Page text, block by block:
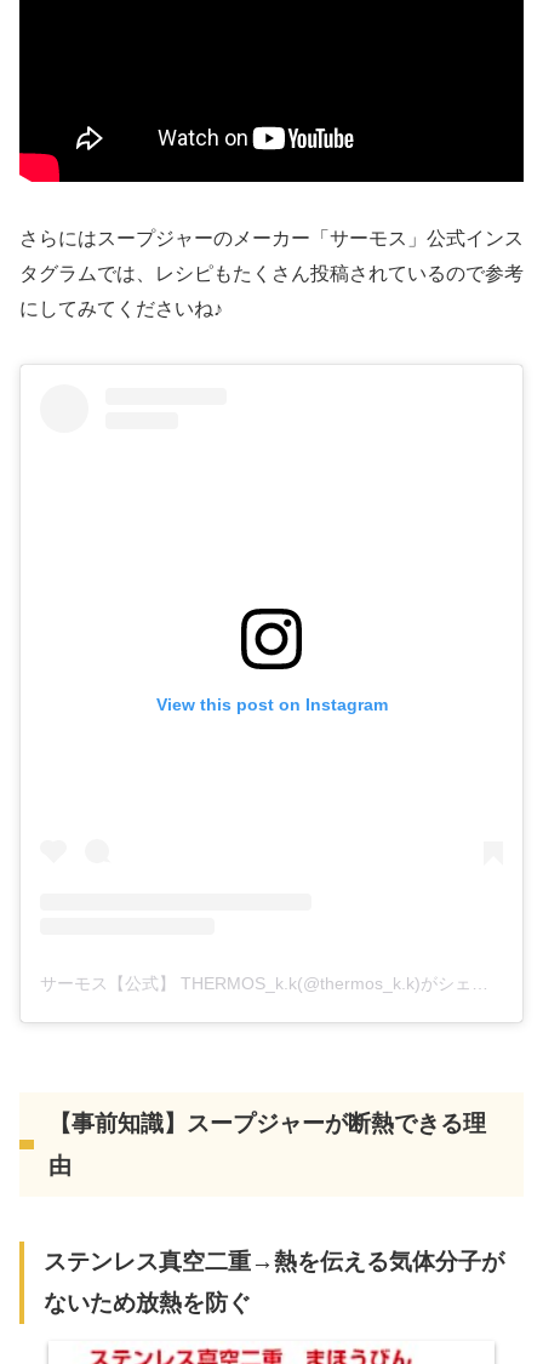
さらにはスープジャーのメーカー「サーモス」公式インス
タグラムでは、レシピもたくさん投稿されているので参考
にしてみてくださいね♪
View this post on Instagram
【事前知識】スープジャーが断熱できる理
由
ステンレス真空二重→熱を伝える気体分子が
ないため放熱を防ぐ